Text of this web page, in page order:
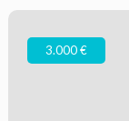
3.000 €